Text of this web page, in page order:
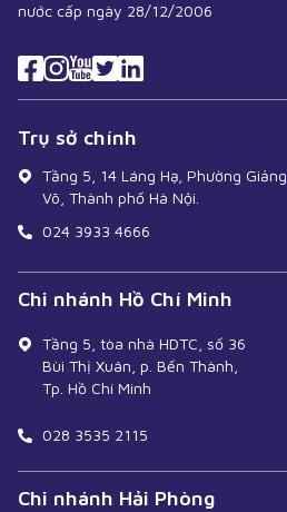
nước cấp ngày 28/12/2006
Trụ sở chính
Tầng 5, 14 Láng Hạ, Phường Giảng
Võ, Thành phố Hà Nội.
024 3933 4666
Chi nhánh Hồ Chí Minh
Tầng 5, tòa nhà HDTC, số 36
Bùi Thị Xuân, p. Bến Thành,
Tp. Hồ Chí Minh
028 3535 2115
Chi nhánh Hải Phòng